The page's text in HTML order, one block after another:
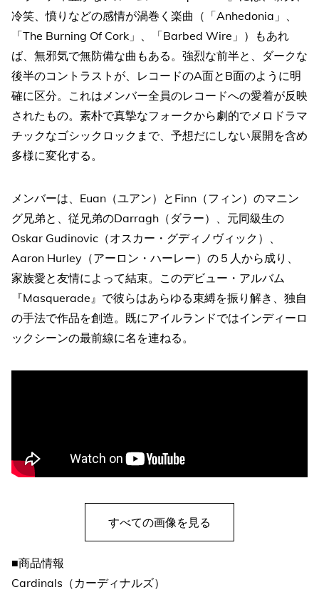
冷笑、憤りなどの感情が渦巻く楽曲（「Anhedonia」、
「The Burning Of Cork」、「Barbed Wire」）もあれ
ば、無邪気で無防備な曲もある。強烈な前半と、ダークな
後半のコントラストが、レコードのA面とB面のように明
確に区分。これはメンバー全員のレコードへの愛着が反映
されたもの。素朴で真摯なフォークから劇的でメロドラマ
チックなゴシックロックまで、予想だにしない展開を含め
多様に変化する。
メンバーは、Euan（ユアン）とFinn（フィン）のマニン
グ兄弟と、従兄弟のDarragh（ダラー）、元同級生の
Oskar Gudinovic（オスカー・グディノヴィック）、
Aaron Hurley（アーロン・ハーレー）の５人から成り、
家族愛と友情によって結束。このデビュー・アルバム
『Masquerade』で彼らはあらゆる束縛を振り解き、独自
の手法で作品を創造。既にアイルランドではインディーロ
ックシーンの最前線に名を連ねる。
すべての画像を見る
■商品情報
Cardinals（カーディナルズ）